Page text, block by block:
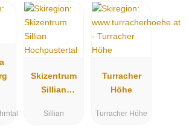
Skizentrum
Sillian
al
Sillian
Turracher
Höhe
Turracher Höhe